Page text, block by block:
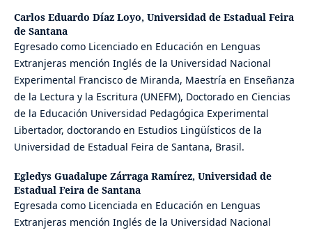
Carlos Eduardo Díaz Loyo, Universidad de Estadual Feira
de Santana
Egresado como Licenciado en Educación en Lenguas
Extranjeras mención Inglés de la Universidad Nacional
Experimental Francisco de Miranda, Maestría en Enseñanza
de la Lectura y la Escritura (UNEFM), Doctorado en Ciencias
de la Educación Universidad Pedagógica Experimental
Libertador, doctorando en Estudios Lingüísticos de la
Universidad de Estadual Feira de Santana, Brasil.
Egledys Guadalupe Zárraga Ramírez, Universidad de
Estadual Feira de Santana
Egresada como Licenciada en Educación en Lenguas
Extranjeras mención Inglés de la Universidad Nacional